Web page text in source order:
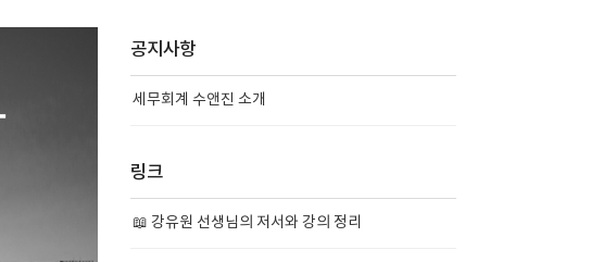
공지사항
세무회계 수앤진 소개
링크
📖 강유원 선생님의 저서와 강의 정리